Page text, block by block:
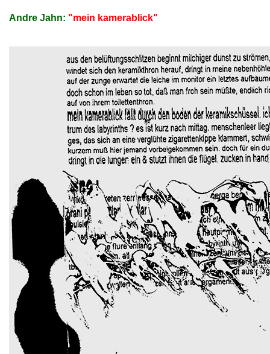
Andre Jahn: "mein kamerablick"